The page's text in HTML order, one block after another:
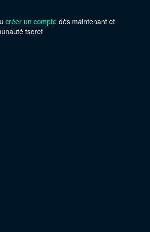
créer un compte dès maintenant et
tseret